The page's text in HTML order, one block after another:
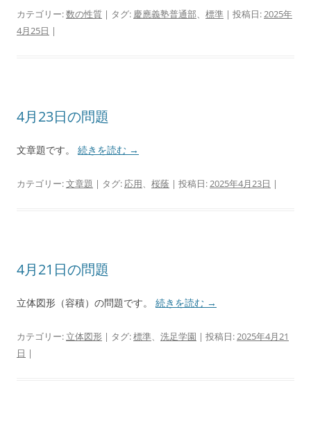
カテゴリー:数の性質 | タグ: 慶應義塾普通部、 標準 | 投稿日:2025年
4月25日 |
4月23日の問題
文章題です。 続きを読む →
カテゴリー:文章題 | タグ: 応用、 桜蔭 | 投稿日:2025年4月23日 |
4月21日の問題
立体図形（容積）の問題です。 続きを読む →
カテゴリー: 立体図形 | タグ:標準、 洗足学園 | 投稿日:2025年4月21
日 |